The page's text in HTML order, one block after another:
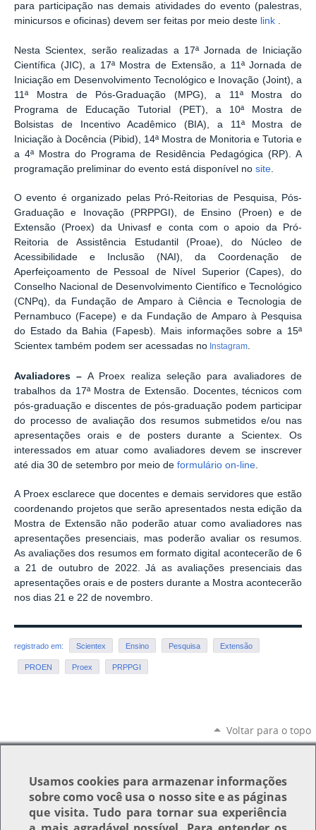
para participação nas demais atividades do evento (palestras,
minicursos e oficinas) devem ser feitas por meio deste link .
Nesta Scientex, serão realizadas a 17ª Jornada de Iniciação
Científica (JIC), a 17ª Mostra de Extensão, a 11ª Jornada de
Iniciação em Desenvolvimento Tecnológico e Inovação (Joint), a
11ª Mostra de Pós-Graduação (MPG), a 11ª Mostra do
Programa de Educação Tutorial (PET), a 10ª Mostra de
Bolsistas de Incentivo Acadêmico (BIA), a 11ª Mostra de
Iniciação à Docência (Pibid), 14ª Mostra de Monitoria e Tutoria e
a 4ª Mostra do Programa de Residência Pedagógica (RP). A
programação preliminar do evento está disponível no site
O evento é organizado pelas Pró-Reitorias de Pesquisa, Pós-
Graduação e Inovação (PRPPGI), de Ensino (Proen) e de
Extensão (Proex) da Univasf e conta com o apoio da Pró-
Reitoria de Assistência Estudantil (Proae), do Núcleo de
Acessibilidade e Inclusão (NAI), da Coordenação de
Aperfeiçoamento de Pessoal de Nível Superior (Capes), do
Conselho Nacional de Desenvolvimento Científico e Tecnológico
(CNPq), da Fundação de Amparo à Ciência e Tecnologia de
Pernambuco (Facepe) e da Fundação de Amparo à Pesquisa
do Estado da Bahia (Fapesb).
Mais informações sobre a 15ª
Scientex também podem ser acessadas no Instagram.
Avaliadores – A Proex realiza seleção para avaliadores de
trabalhos da 17ª Mostra de Extensão. Docentes, técnicos com
pós-graduação e discentes de pós-graduação podem participar
do processo de avaliação dos resumos submetidos e/ou nas
apresentações orais e de posters durante a Scientex. Os
interessados em atuar como avaliadores devem se inscrever
até dia 30 de setembro por meio de formulário on-line
A Proex esclarece que docentes e demais servidores que estão
coordenando projetos que serão apresentados nesta edição da
Mostra de Extensão não poderão atuar como avaliadores nas
apresentações presenciais, mas poderão avaliar os resumos.
As avaliações dos resumos em formato digital acontecerão de 6
a 21 de outubro de 2022. Já as avaliações presenciais das
apresentações orais e de posters durante a Mostra acontecerão
nos dias 21 e 22 de novembro.
registrado em: Scientex Ensino Pesquisa Extensão
PROEN Proex PRPPGI
Voltar para o topo
Usamoscookies para armazenar informações
sobre como você usa o nosso site e as páginas
que visita. Tudo para tornar sua experiência